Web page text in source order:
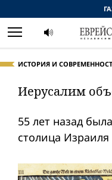
ИСТОРИЯ И
Иерусалим
55 лет назад
столица Израиля